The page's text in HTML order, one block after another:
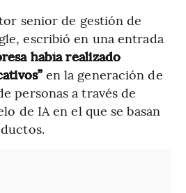
senior de gestión de
escribió en una entrada
había realizado
en la generación de
personas a través de
de IA en el que se basan